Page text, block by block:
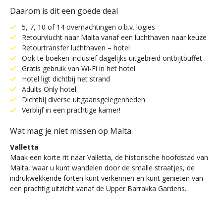
Daarom is dit een goede deal
5, 7, 10 of 14 overnachtingen o.b.v. logies
Retourvlucht naar Malta vanaf een luchthaven naar keuze
Retourtransfer luchthaven – hotel
Ook te boeken inclusief dagelijks uitgebreid ontbijtbuffet
Gratis gebruik van Wi-Fi in het hotel
Hotel ligt dichtbij het strand
Adults Only hotel
Dichtbij diverse uitgaansgelegenheden
Verblijf in een prachtige kamer!
Wat mag je niet missen op Malta
Valletta
Maak een korte rit naar Valletta, de historische hoofdstad van
Malta, waar u kunt wandelen door de smalle straatjes, de
indrukwekkende forten kunt verkennen en kunt genieten van
een prachtig uitzicht vanaf de Upper Barrakka Gardens.